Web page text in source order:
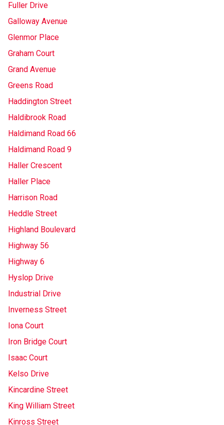
Fuller Drive
Galloway Avenue
Glenmor Place
Graham Court
Grand Avenue
Greens Road
Haddington Street
Haldibrook Road
Haldimand Road 66
Haldimand Road 9
Haller Crescent
Haller Place
Harrison Road
Heddle Street
Highland Boulevard
Highway 56
Highway 6
Hyslop Drive
Industrial Drive
Inverness Street
Iona Court
Iron Bridge Court
Isaac Court
Kelso Drive
Kincardine Street
King William Street
Kinross Street